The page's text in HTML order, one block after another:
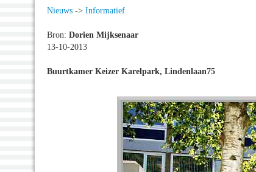
Nieuws -> Informatief
Bron: Dorien Mijksenaar
13-10-2013
Buurtkamer Keizer Karelpark, Lindenlaan75